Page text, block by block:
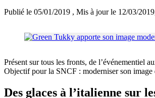
Publié le 05/01/2019 , Mis à jour le 12/03/2019
Présent sur tous les fronts, de l’événementiel
Objectif pour la SNCF : moderniser son image
Des glaces à l’italienne sur